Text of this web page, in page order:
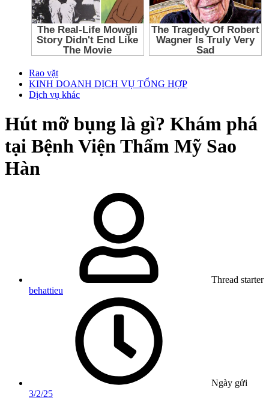
Rao vặt
KINH DOANH DỊCH VỤ TỔNG HỢP
Dịch vụ khác
Hút mỡ bụng là gì? Khám phá
tại Bệnh Viện Thẩm Mỹ Sao
Hàn
Thread starter
behattieu
Ngày gửi
3/2/25